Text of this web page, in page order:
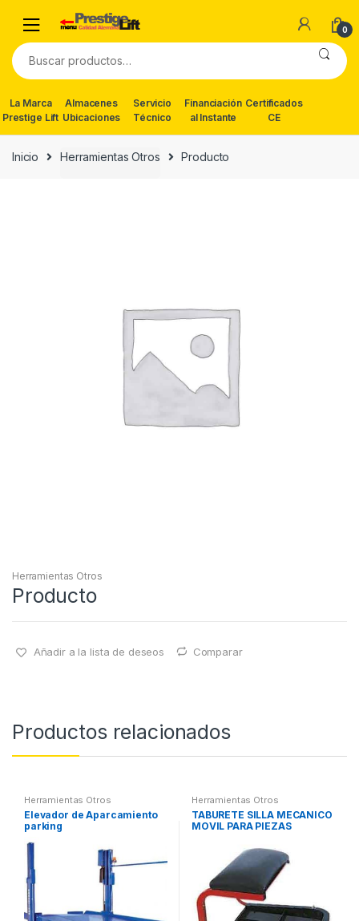
navigation
content
0
Buscar
por:
La Marca
Prestige Lift
Almacenes
Ubicaciones
Servicio
Técnico
Financiación
al Instante
Certificados
CE
Inicio Herramientas Otros Producto
Herramientas Otros
Producto
Añadir a la lista de deseos Comparar
Productos relacionados
Herramientas Otros
Elevador de Aparcamiento
parking
Herramientas Otros
TABURETE SILLA MECANICO
MOVIL PARA PIEZAS